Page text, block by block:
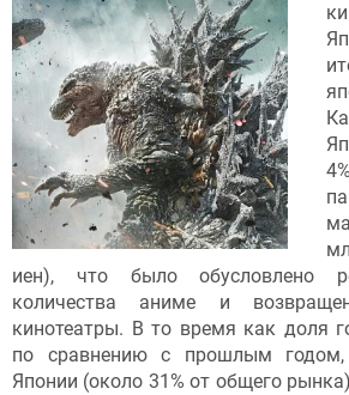
иен), что было обусловлено
количества аниме и
кинотеатры. В то время как доля
по сравнению с прошлым
Японии (около 31% от общего